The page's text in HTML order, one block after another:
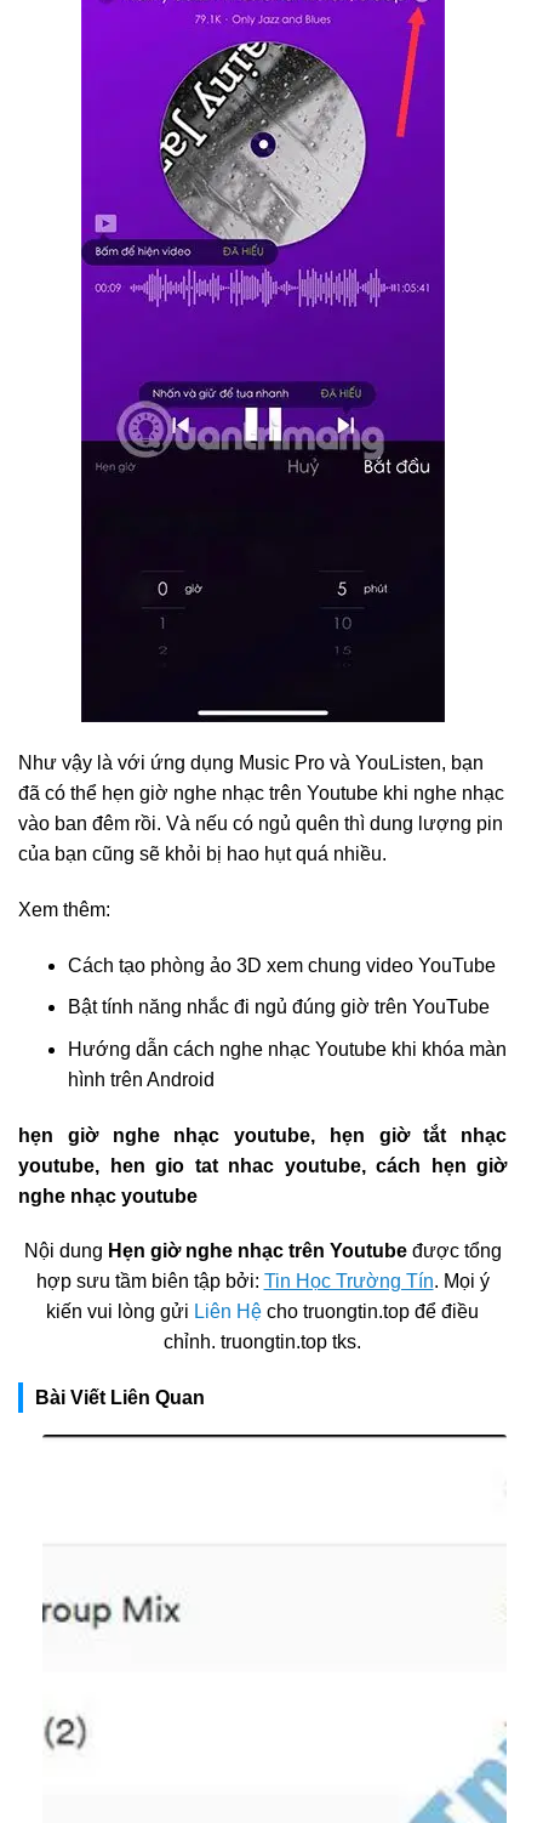
Như vậy là với ứng dụng Music Pro và YouListen, bạn
đã có thể hẹn giờ nghe nhạc trên Youtube khi nghe nhạc
vào ban đêm rồi. Và nếu có ngủ quên thì dung lượng pin
của bạn cũng sẽ khỏi bị hao hụt quá nhiều.
Xem thêm:
Cách tạo phòng ảo 3D xem chung video YouTube
Bật tính năng nhắc đi ngủ đúng giờ trên YouTube
Hướng dẫn cách nghe nhạc Youtube khi khóa màn
hình trên Android
hẹn giờ nghe nhạc youtube, hẹn giờ tắt nhạc
youtube, hen gio tat nhac youtube, cách hẹn giờ
nghe nhạc youtube
Nội dung Hẹn giờ nghe nhạc trên Youtubeđược tổng
hợp sưu tầm biên tập bởi: Tin Học Trường Tín. Mọi ý
kiến vui lòng gửi Liên Hệ cho truongtin.top để điều
chỉnh. truongtin.top tks.
Bài Viết Liên Quan